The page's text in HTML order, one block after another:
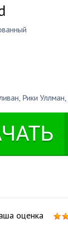
, Рики Уллман,
оценка